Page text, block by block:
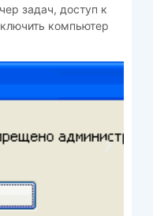
задач, доступ к
компьютер